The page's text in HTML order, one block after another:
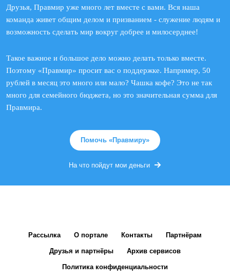
Друзья, Правмир уже много лет вместе с вами. Вся наша
команда живет общим делом и призванием - служение людям и
возможность сделать мир вокруг добрее и милосерднее!
Такое важное и большое дело можно делать только вместе.
Поэтому «Правмир» просит вас о поддержке. Например, 50
рублей в месяц это много или мало? Чашка кофе? Это не так
много для семейного бюджета, но это значительная сумма для
Правмира.
Помочь «Правмиру»
На что пойдут мои деньги
Рассылка О портале Контакты Партнёрам
Друзья и партнёры Архив сервисов
Политика конфиденциальности